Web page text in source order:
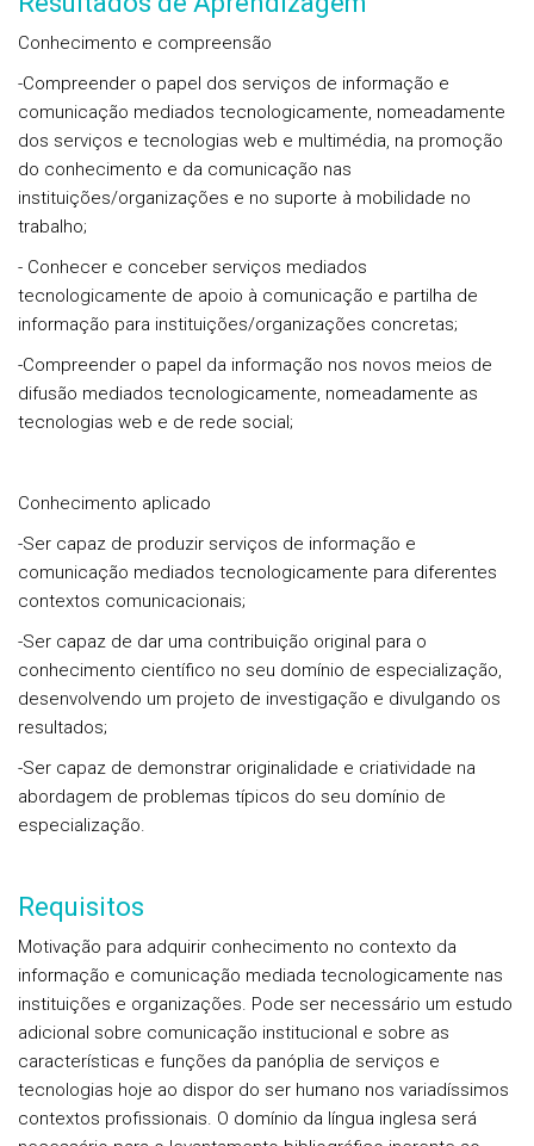
Conhecimento e compreensão
-Compreender o papel dos serviços de informação e
comunicação mediados tecnologicamente, nomeadamente
dos serviços e tecnologias web e multimédia, na promoção
do conhecimento e da comunicação nas
instituições/organizações e no suporte à mobilidade no
trabalho;
- Conhecer e conceber serviços mediados
tecnologicamente de apoio à comunicação e partilha de
informação para instituições/organizações concretas;
-Compreender o papel da informação nos novos meios de
difusão mediados tecnologicamente, nomeadamente as
tecnologias web e de rede social;
Conhecimento aplicado
-Ser capaz de produzir serviços de informação e
comunicação mediados tecnologicamente para diferentes
contextos comunicacionais;
-Ser capaz de dar uma contribuição original para o
conhecimento científico no seu domínio de especialização,
desenvolvendo um projeto de investigação e divulgando os
resultados;
-Ser capaz de demonstrar originalidade e criatividade na
abordagem de problemas típicos do seu domínio de
especialização.
Requisitos
Motivação para adquirir conhecimento no contexto da
informação e comunicação mediada tecnologicamente nas
instituições e organizações. Pode ser necessário um estudo
adicional sobre comunicação institucional e sobre as
características e funções da panóplia de serviços e
tecnologias hoje ao dispor do ser humano nos variadíssimos
contextos profissionais. O domínio da língua inglesa será